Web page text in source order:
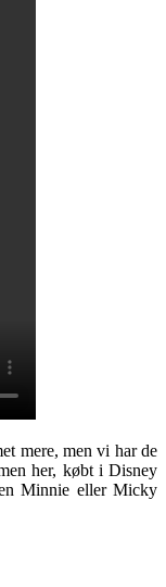
mere, men vi har de
her, købt i Disney
Minnie eller Micky